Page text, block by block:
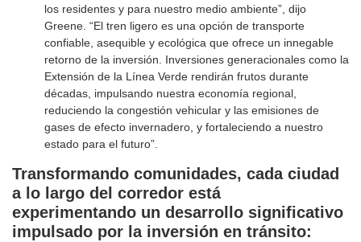
los residentes y para nuestro medio ambiente”, dijo
Greene. “El tren ligero es una opción de transporte
confiable, asequible y ecológica que ofrece un innegable
retorno de la inversión. Inversiones generacionales como la
Extensión de la Línea Verde rendirán frutos durante
décadas, impulsando nuestra economía regional,
reduciendo la congestión vehicular y las emisiones de
gases de efecto invernadero, y fortaleciendo a nuestro
estado para el futuro”.
Transformando comunidades, cada ciudad
a lo largo del corredor está
experimentando un desarrollo significativo
impulsado por la inversión en tránsito: